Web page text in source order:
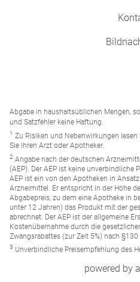
Abgabe in haushaltsüblichen Mengen,
und Satzfehler keine Haftung.
1 Zu Risiken und Nebenwirkungen
Sie Ihren Arzt oder Apotheker.
2 Angabe nach der deutschen
(AEP). Der AEP ist keine unverbindliche
AEP ist ein von den Apotheken in
Arzneimittel. Er entspricht in der Höhe
Abgabepreis, zu dem eine Apotheke in
unter 12 Jahren) das Produkt mit der
abrechnet. Der AEP ist der allgemeine
Kostenübernahme durch die
Zwangsrabattes (zur Zeit 5%) nach §130
3 Unverbindliche Preisempfehlung des
powered by